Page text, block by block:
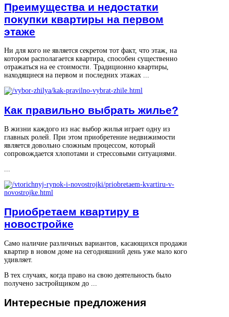
Преимущества и недостатки
покупки квартиры на первом
этаже
Ни для кого не является секретом тот факт, что этаж, на
котором располагается квартира, способен существенно
отражаться на ее стоимости. Традиционно квартиры,
находящиеся на первом и последних этажах ...
Как правильно выбрать жилье?
В жизни каждого из нас выбор жилья играет одну из
главных ролей. При этом приобретение недвижимости
является довольно сложным процессом, который
сопровождается хлопотами и стрессовыми ситуациями.
...
Приобретаем квартиру в
новостройке
Само наличие различных вариантов, касающихся продажи
квартир в новом доме на сегодняшний день уже мало кого
удивляет.
В тех случаях, когда право на свою деятельность было
получено застройщиком до ...
Интересные предложения